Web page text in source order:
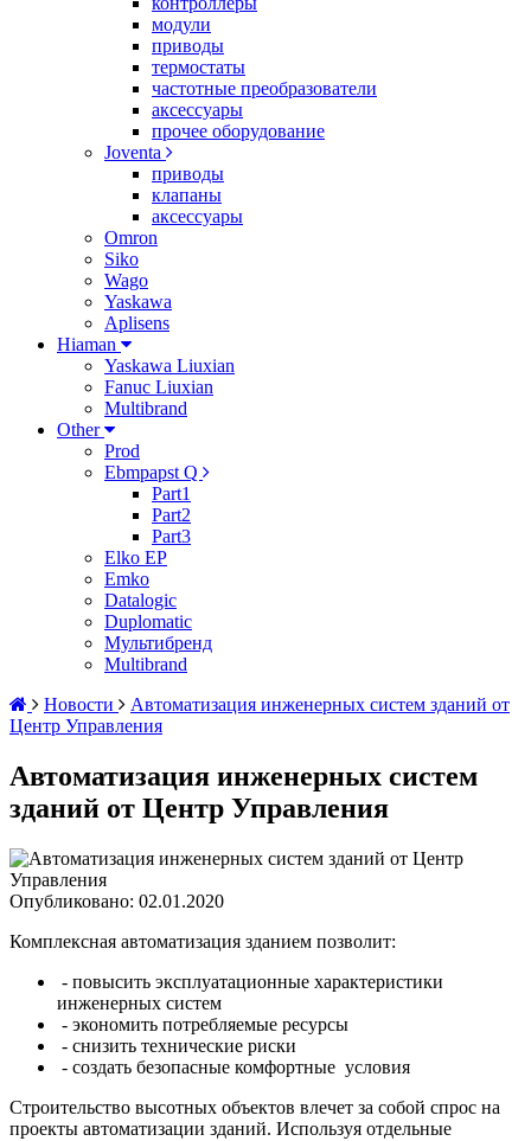
модули
приводы
термостаты
частотные преобразователи
аксессуары
прочее оборудование
Joventa
приводы
клапаны
аксессуары
Omron
Siko
Wago
Yaskawa
Aplisens
Hiaman
Yaskawa Liuxian
Fanuc Liuxian
Multibrand
Other
Prod
Ebmpapst Q
Part1
Part2
Part3
Elko EP
Emko
Datalogic
Duplomatic
Мультибренд
Multibrand
Новости
Автоматизация инженерных систем зданий от
Центр Управления
Автоматизация инженерных систем
зданий от Центр Управления
Опубликовано: 02.01.2020
Комплексная автоматизация зданием позволит:
- повысить эксплуатационные характеристики
инженерных систем
- экономить потребляемые ресурсы
- снизить технические риски
- создать безопасные комфортные условия
Строительство высотных объектов влечет за собой спрос на
проекты автоматизации зданий. Используя отдельные